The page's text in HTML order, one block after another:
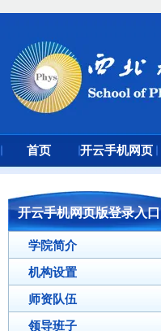
开云手机网页版登录入口
学院简介
机构设置
师资队伍
领导班子
首页 开云手机网页